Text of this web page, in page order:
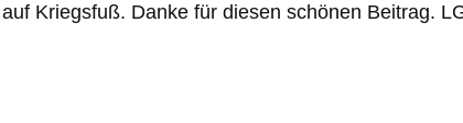
Kriegsfuß. Danke für diesen schönen Beitrag.